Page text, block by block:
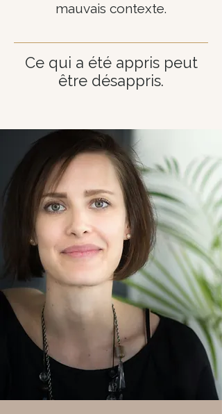
mauvais contexte.
Ce qui a été appris peut
être désappris.